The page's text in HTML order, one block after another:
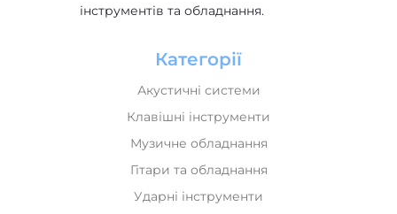
інструментів та обладнання.
Категорії
Акустичні системи
Клавішні інструменти
Музичне обладнання
Гітари та обладнання
Ударні інструменти